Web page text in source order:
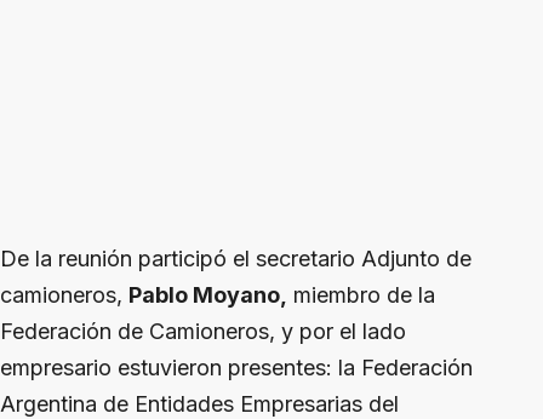
De la reunión participó el secretario Adjunto de
camioneros, Pablo Moyano, miembro de la
Federación de Camioneros, y por el lado
empresario estuvieron presentes: la Federación
Argentina de Entidades Empresarias del